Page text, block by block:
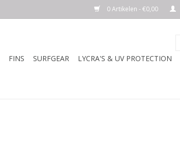
0 Artikelen - €0,00
FINS SURFGEAR LYCRA'S & UV PROTECTION